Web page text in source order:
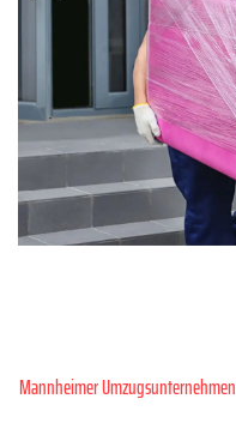
Mannheimer Umzugsunternehmen